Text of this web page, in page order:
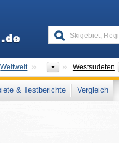
Weltweit ... Westsudeten
& Testberichte Vergleich